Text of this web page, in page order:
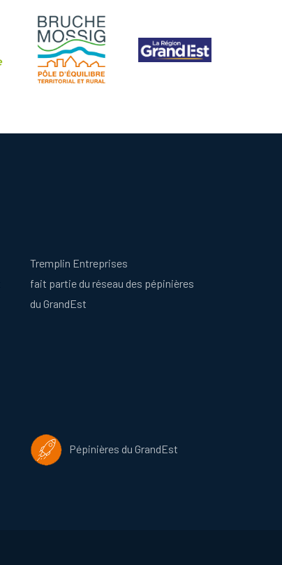
Tremplin Entreprises
fait partie du réseau des pépinières
du GrandEst
Pépinières du GrandEst